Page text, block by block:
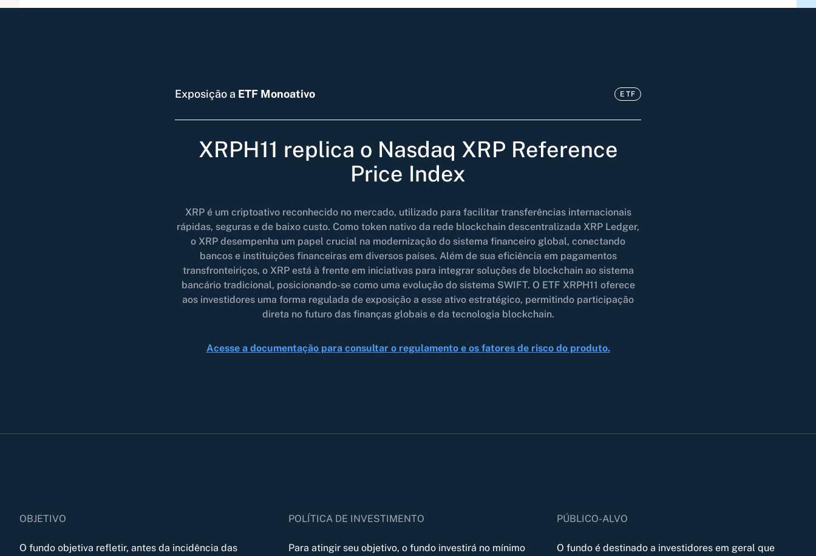
Exposição a ETF Monoativo ETF
XRPH11 replica o Nasdaq XRP Reference
Price Index
XRP é um criptoativo reconhecido no mercado, utilizado para facilitar transferências internacionais
rápidas, seguras e de baixo custo. Como token nativo da rede blockchain descentralizada XRP Ledger,
o XRP desempenha um papel crucial na modernização do sistema financeiro global, conectando
bancos e instituições financeiras em diversos países. Além de sua eficiência em pagamentos
transfronteiriços, o XRP está à frente em iniciativas para integrar soluções de blockchain ao sistema
bancário tradicional, posicionando-se como uma evolução do sistema SWIFT. O ETF XRPH11 oferece
aos investidores uma forma regulada de exposição a esse ativo estratégico, permitindo participação
direta no futuro das finanças globais e da tecnologia blockchain.
Acesse a documentação para consultar o regulamento e os fatores de risco do produto.
OBJETIVO
O fundo objetiva refletir, antes da incidência das
POLÍTICA DE INVESTIMENTO
Para atingir seu objetivo, o fundo investirá no mínimo
PÚBLICO-ALVO
O fundo é destinado a investidores em geral que